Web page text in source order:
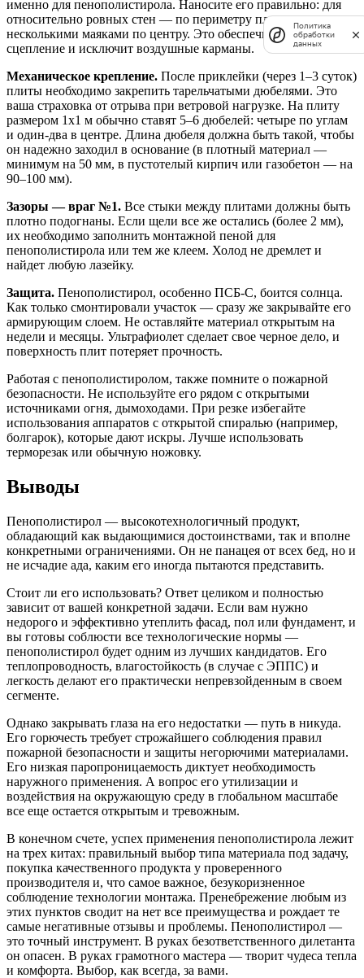
именно для пенополистирола. Наносите его правильно: для
относительно ровных стен — по периметру плиты и
несколькими маяками по центру. Это обеспечит надежное
сцепление и исключит воздушные карманы.
Механическое крепление. После приклейки (через 1–3 суток)
плиты необходимо закрепить тарельчатыми дюбелями. Это
ваша страховка от отрыва при ветровой нагрузке. На плиту
размером 1х1 м обычно ставят 5–6 дюбелей: четыре по углам
и один-два в центре. Длина дюбеля должна быть такой, чтобы
он надежно заходил в основание (в плотный материал —
минимум на 50 мм, в пустотелый кирпич или газобетон — на
90–100 мм).
Зазоры — враг №1. Все стыки между плитами должны быть
плотно подогнаны. Если щели все же остались (более 2 мм),
их необходимо заполнить монтажной пеной для
пенополистирола или тем же клеем. Холод не дремлет и
найдет любую лазейку.
Защита. Пенополистирол, особенно ПСБ-С, боится солнца.
Как только смонтировали участок — сразу же закрывайте его
армирующим слоем. Не оставляйте материал открытым на
недели и месяцы. Ультрафиолет сделает свое черное дело, и
поверхность плит потеряет прочность.
Работая с пенополистиролом, также помните о пожарной
безопасности. Не используйте его рядом с открытыми
источниками огня, дымоходами. При резке избегайте
использования аппаратов с открытой спиралью (например,
болгарок), которые дают искры. Лучше использовать
терморезак или обычную ножовку.
Выводы
Пенополистирол — высокотехнологичный продукт,
обладающий как выдающимися достоинствами, так и вполне
конкретными ограничениями. Он не панацея от всех бед, но и
не исчадие ада, каким его иногда пытаются представить.
Стоит ли его использовать? Ответ целиком и полностью
зависит от вашей конкретной задачи. Если вам нужно
недорого и эффективно утеплить фасад, пол или фундамент, и
вы готовы соблюсти все технологические нормы —
пенополистирол будет одним из лучших кандидатов. Его
теплопроводность, влагостойкость (в случае с ЭППС) и
легкость делают его практически непревзойденным в своем
сегменте.
Однако закрывать глаза на его недостатки — путь в никуда.
Его горючесть требует строжайшего соблюдения правил
пожарной безопасности и защиты негорючими материалами.
Его низкая паропроницаемость диктует необходимость
наружного применения. А вопрос его утилизации и
воздействия на окружающую среду в глобальном масштабе
все еще остается открытым и тревожным.
В конечном счете, успех применения пенополистирола лежит
на трех китах: правильный выбор типа материала под задачу,
покупка качественного продукта у проверенного
производителя и, что самое важное, безукоризненное
соблюдение технологии монтажа. Пренебрежение любым из
этих пунктов сводит на нет все преимущества и рождает те
самые негативные отзывы и проблемы. Пенополистирол —
это точный инструмент. В руках безответственного дилетанта
он опасен. В руках грамотного мастера — творит чудеса тепла
и комфорта. Выбор, как всегда, за вами.
Политика
обработки
данных